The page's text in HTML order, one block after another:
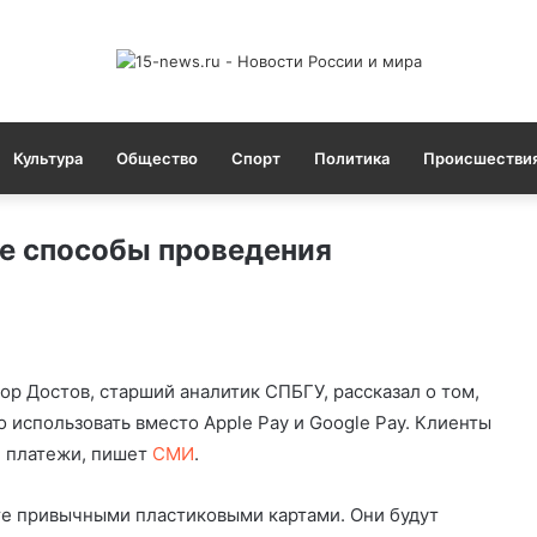
Культура Общество Спорт Политика
способы проведения
Достов, старший аналитик СПБГУ, рассказал о том,
вместо Apple Pay и Google Pay. Клиенты
платежи, пишет СМИ.
привычными пластиковыми картами. Они будут